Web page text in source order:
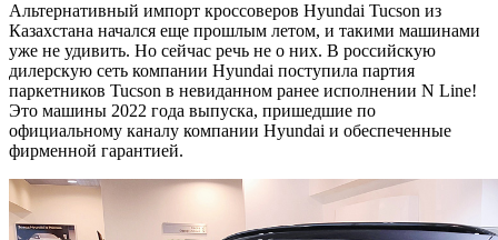
Альтернативный импорт кроссоверов Hyundai Tucson из
Казахстана начался еще прошлым летом, и такими машинами
уже не удивить. Но сейчас речь не о них. В российскую
дилерскую сеть компании Hyundai поступила партия
паркетников Tucson в невиданном ранее исполнении N Line!
Это машины 2022 года выпуска, пришедшие по
официальному каналу компании Hyundai и обеспеченные
фирменной гарантией.